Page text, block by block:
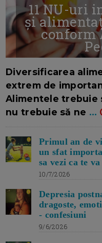
11 NU-uri
și
conform
Diversificarea
extrem de
Alimentele trebuie
nu trebuie să ne ...
Primul an de
un sfat
sa vezi ca te
10/7/2026
Depresia
dragoste,
- confesiuni
9/6/2026